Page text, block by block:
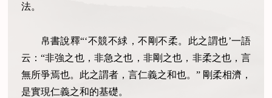
法。
帛書說釋“‘不競不絿，不剛不柔。此之謂也’一語
云：“非強之也，非急之也，非剛之也，非柔之也，言
無所爭焉也。此之謂者，言仁義之和也。” 剛柔相濟，
是實現仁義之和的基礎。